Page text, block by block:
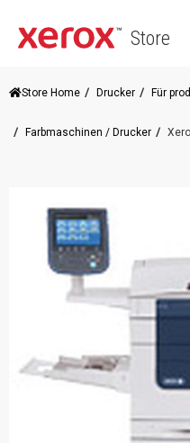
Store
Store Home Drucker Für
Farbmaschinen / Drucker